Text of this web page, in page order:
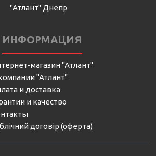
"Атлант" Днепр
ИНФОРМАЦИЯ
магазин "Атлант"
"Атлант"
и доставка
и качество
договір (оферта)